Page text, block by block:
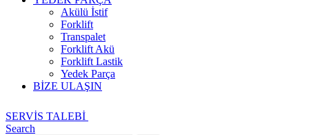
Akülü İstif
Forklift
Transpalet
Forklift Akü
Forklift Lastik
Yedek Parça
BİZE ULAŞIN
SERVİS TALEBİ
Search